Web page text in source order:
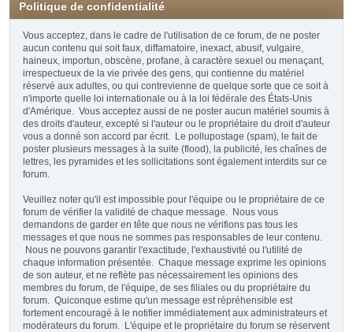
Politique de confidentialité
Vous acceptez, dans le cadre de l'utilisation de ce forum, de ne poster
aucun contenu qui soit faux, diffamatoire, inexact, abusif, vulgaire,
haineux, importun, obscène, profane, à caractère sexuel ou menaçant,
irrespectueux de la vie privée des gens, qui contienne du matériel
réservé aux adultes, ou qui contrevienne de quelque sorte que ce soit à
n'importe quelle loi internationale ou à la loi fédérale des États-Unis
d'Amérique. Vous acceptez aussi de ne poster aucun matériel soumis à
des droits d'auteur, excepté si l'auteur ou le propriétaire du droit d'auteur
vous a donné son accord par écrit. Le pollupostage (spam), le fait de
poster plusieurs messages à la suite (flood), la publicité, les chaînes de
lettres, les pyramides et les sollicitations sont également interdits sur ce
forum.
Veuillez noter qu'il est impossible pour l'équipe ou le propriétaire de ce
forum de vérifier la validité de chaque message. Nous vous
demandons de garder en tête que nous ne vérifions pas tous les
messages et que nous ne sommes pas responsables de leur contenu.
Nous ne pouvons garantir l'exactitude, l'exhaustivité ou l'utilité de
chaque information présentée. Chaque message exprime les opinions
de son auteur, et ne reflète pas nécessairement les opinions des
membres du forum, de l'équipe, de ses filiales ou du propriétaire du
forum. Quiconque estime qu'un message est répréhensible est
fortement encouragé à le notifier immédiatement aux administrateurs et
modérateurs du forum. L'équipe et le propriétaire du forum se réservent